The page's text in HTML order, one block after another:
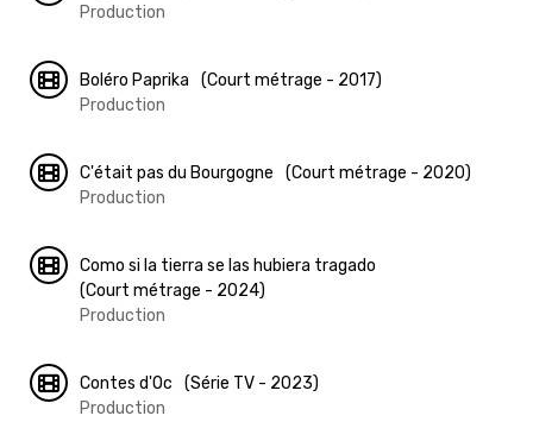
Production
Boléro Paprika
(Court métrage - 2017)
Production
C'était pas du Bourgogne
(Court métrage - 2020)
Production
Como si la tierra se las hubiera tragado
(Court métrage - 2024)
Production
Contes d'Oc
(Série TV - 2023)
Production